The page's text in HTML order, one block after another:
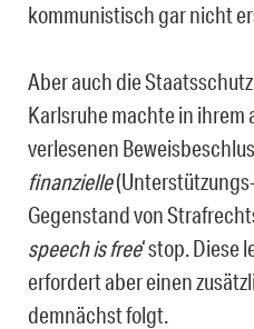
kommunistisch gar nicht
Aber auch die
Karlsruhe machte in ihrem
verlesenen
finanzi­elle
Gegenstand von
speech is free‘ stop. Diese
erfordert aber ei­nen
demnächst folgt.